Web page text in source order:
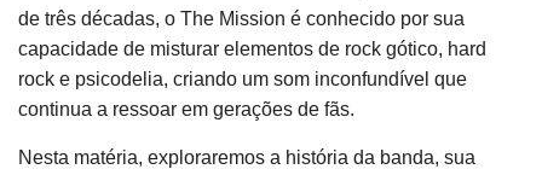
de três décadas, o The Mission é conhecido por sua
capacidade de misturar elementos de rock gótico, hard
rock e psicodelia, criando um som inconfundível que
continua a ressoar em gerações de fãs.
Nesta matéria, exploraremos a história da banda, sua